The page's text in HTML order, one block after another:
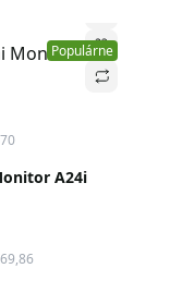
Populárne
A24i